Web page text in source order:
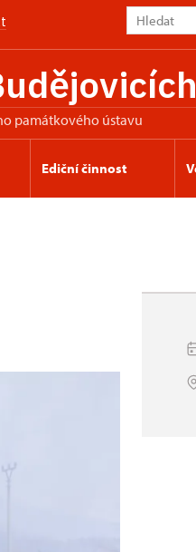
památkového ústavu
Ediční činnost